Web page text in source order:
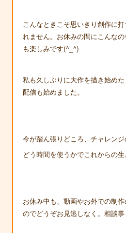
こんなときこそ思いきり創作に
れません。お休みの間にこんな
も楽しみです(^_^)
私も久しぶりに大作を描き始め
配信も始めました。
今が踏ん張りどころ、チャレンジ
どう時間を使うかでこれからの生
お休み中も、動画やお外での制
のでどうぞお見逃しなく。相談事